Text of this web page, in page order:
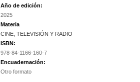
Año de edición:
2025
Materia
CINE, TELEVISIÓN Y RADIO
ISBN:
978-84-1166-160-7
Encuadernación:
Otro formato